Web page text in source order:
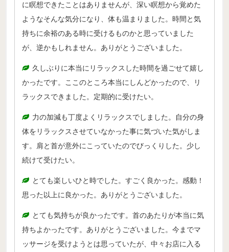
に瞑想できたことはありませんが、深い瞑想から覚めた
ようなそんな気分になり、体も温まりました。時間と気
持ちに余裕のある時に受けるものかと思っていました
が、逆かもしれません。ありがとうございました。
久しぶりに本当にリラックスした時間を過ごせて嬉し
かったです。ここのところ本当にしんどかったので、リ
ラックスできました。定期的に受けたい。
力の加減も丁度よくリラックスでしました。自分の身
体をリラックスさせていなかった事に気づいた気がしま
す。肩と首が意外にこっていたのでびっくりした。少し
続けて受けたい。
とても楽しいひと時でした。すごく良かった。感動！
思った以上に良かった。ありがとうございました。
とても気持ちが良かったです。首のあたりが本当に気
持ちよかったです。ありがとうございました。今までマ
ッサージを受けようとは思っていたが、中々お店に入る